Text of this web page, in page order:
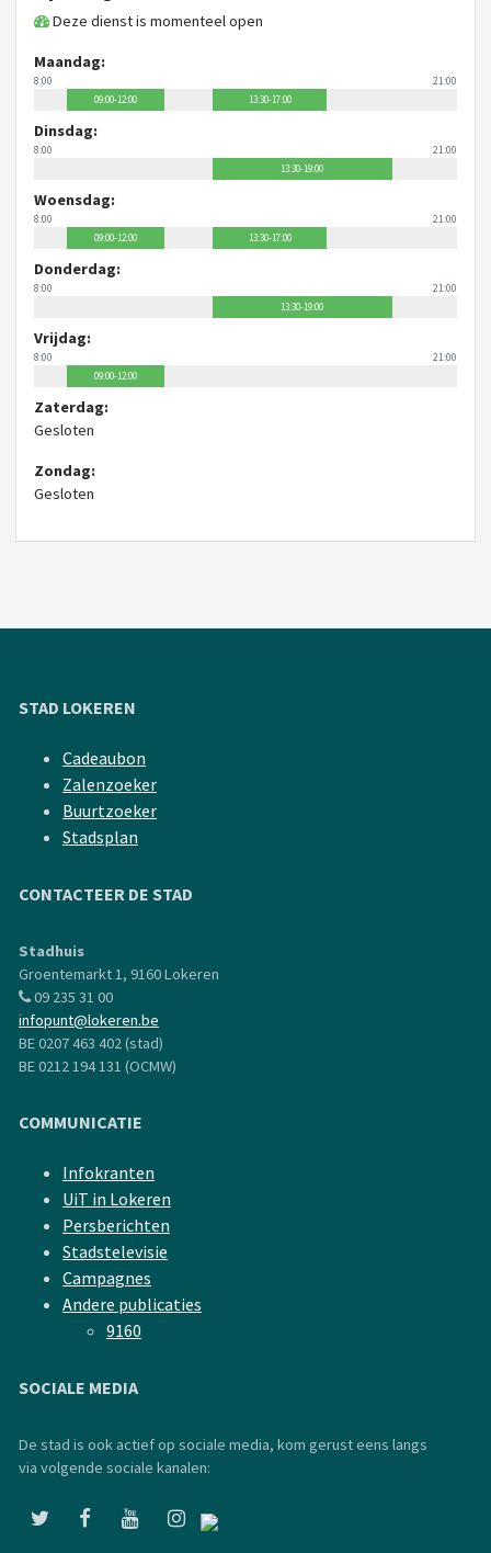
Deze dienst is momenteel open
Maandag:
8:00 21:00
09:00-12:00 13:30-17:00
Dinsdag:
8:00 21:00
13:30-19:00
Woensdag:
8:00 21:00
09:00-12:00 13:30-17:00
Donderdag:
8:00 21:00
13:30-19:00
Vrijdag:
8:00 21:00
09:00-12:00
Zaterdag:
Gesloten
Zondag:
Gesloten
STAD LOKEREN
Cadeaubon
Zalenzoeker
Buurtzoeker
Stadsplan
CONTACTEER DE STAD
Stadhuis
Groentemarkt 1, 9160 Lokeren
09 235 31 00
infopunt@lokeren.be
BE 0207 463 402 (stad)
BE 0212 194 131 (OCMW)
COMMUNICATIE
Infokranten
UiT in Lokeren
Persberichten
Stadstelevisie
Campagnes
Andere publicaties
9160
SOCIALE MEDIA
De stad is ook actief op sociale media, kom gerust eens langs
via volgende sociale kanalen: